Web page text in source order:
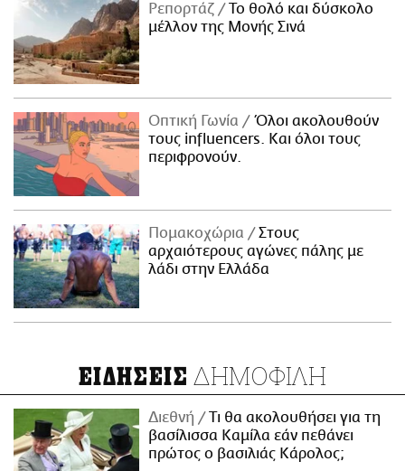
Ρεπορτάζ
Το θολό και δύσκολο
μέλλον της Μονής Σινά
Οπτική Γωνία
Όλοι ακολουθούν
τους influencers. Και όλοι τους
περιφρονούν.
Πομακοχώρια
Στους
αρχαιότερους αγώνες πάλης με
λάδι στην Ελλάδα
ΕΙΔΗΣΕΙΣ ΔΗΜΟΦΙΛΗ
Διεθνή
Τι θα ακολουθήσει για τη
βασίλισσα Καμίλα εάν πεθάνει
πρώτος ο βασιλιάς Κάρολος;